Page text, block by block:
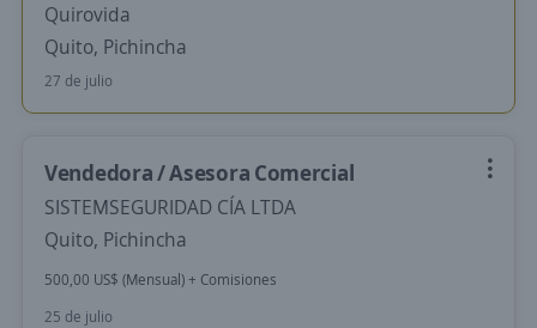
Quirovida
Quito, Pichincha
27 de julio
Vendedora / Asesora Comercial
SISTEMSEGURIDAD CÍA LTDA
Quito, Pichincha
500,00 US$ (Mensual) + Comisiones
25 de julio